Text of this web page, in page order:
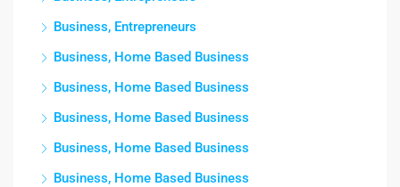
Business, Entrepreneurs
Business, Home Based Business
Business, Home Based Business
Business, Home Based Business
Business, Home Based Business
Business, Home Based Business